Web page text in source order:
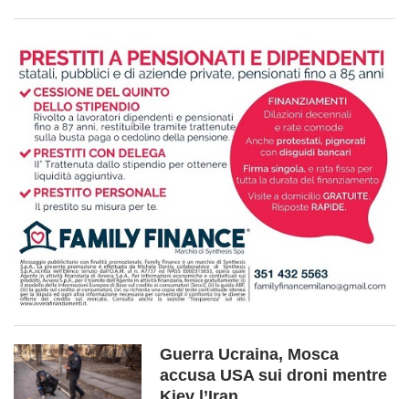
Guerra Ucraina, Mosca
accusa USA sui droni mentre